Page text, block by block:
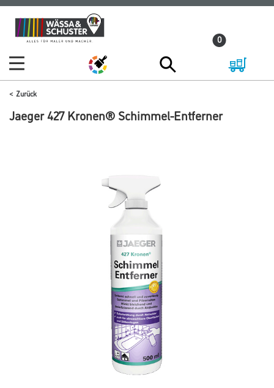
Zum
Inhalt
Zum
Navigationsmenü
0
Zurück
Jaeger 427 Kronen® Schimmel-Entferner